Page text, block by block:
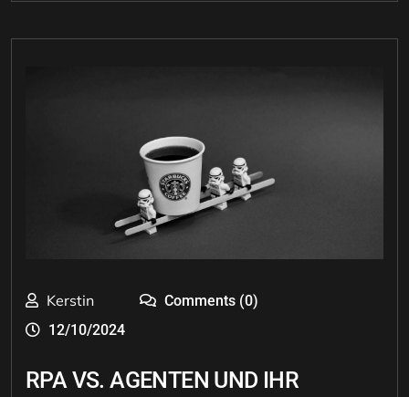
Kerstin
Comments (0)
12/10/2024
RPA VS. AGENTEN UND IHR